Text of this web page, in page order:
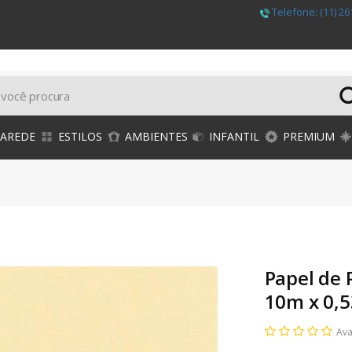
Telefone: (11)
ESTILOS AMBIENTES INFANTIL PREMIUM
Papel de
10m x